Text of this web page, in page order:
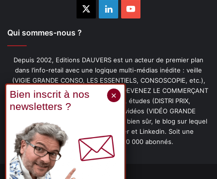
LinkedinYouTube
Qui sommes-nous ?
Depuis 2002, Editions DAUVERS est un acteur de premier plan
dans l’info-retail avec une logique multi-médias inédite : veille
(VIGIE GRANDE CONSO, LES ESSENTIELS, CONSOSCOPIE, etc.),
livres (PENSER-CLIENT, IMAGE-PRIX, DEVENEZ LE COMMERÇANT
PRÉFÉRÉ DE VOS CLIENTS, etc.), études (DISTRI PRIX,
PROMOFLASH, DRIVE INSIGHTS), vidéos (VIDÉO GRANDE
CONSO), podcasts (CAFÉ CONSO) et, bien sûr, le blog sur lequel
vous êtes, ainsi que les fils Twitter et Linkedin. Soit une
communauté de plus de 150 000 abonnés.